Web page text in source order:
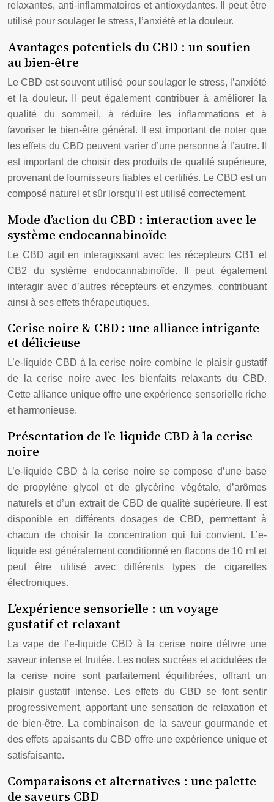
relaxantes, anti-inflammatoires et antioxydantes. Il peut être
utilisé pour soulager le stress, l’anxiété et la douleur.
Avantages potentiels du CBD : un soutien
au bien-être
Le CBD est souvent utilisé pour soulager le stress, l’anxiété
et la douleur. Il peut également contribuer à améliorer la
qualité du sommeil, à réduire les inflammations et à
favoriser le bien-être général. Il est important de noter que
les effets du CBD peuvent varier d’une personne à l’autre. Il
est important de choisir des produits de qualité supérieure,
provenant de fournisseurs fiables et certifiés. Le CBD est un
composé naturel et sûr lorsqu’il est utilisé correctement.
Mode d’action du CBD : interaction avec le
système endocannabinoïde
Le CBD agit en interagissant avec les récepteurs CB1 et
CB2 du système endocannabinoïde. Il peut également
interagir avec d’autres récepteurs et enzymes, contribuant
ainsi à ses effets thérapeutiques.
Cerise noire & CBD : une alliance intrigante
et délicieuse
L’e-liquide CBD à la cerise noire combine le plaisir gustatif
de la cerise noire avec les bienfaits relaxants du CBD.
Cette alliance unique offre une expérience sensorielle riche
et harmonieuse.
Présentation de l’e-liquide CBD à la cerise
noire
L’e-liquide CBD à la cerise noire se compose d’une base
de propylène glycol et de glycérine végétale, d’arômes
naturels et d’un extrait de CBD de qualité supérieure. Il est
disponible en différents dosages de CBD, permettant à
chacun de choisir la concentration qui lui convient. L’e-
liquide est généralement conditionné en flacons de 10 ml et
peut être utilisé avec différents types de cigarettes
électroniques.
L’expérience sensorielle : un voyage
gustatif et relaxant
La vape de l’e-liquide CBD à la cerise noire délivre une
saveur intense et fruitée. Les notes sucrées et acidulées de
la cerise noire sont parfaitement équilibrées, offrant un
plaisir gustatif intense. Les effets du CBD se font sentir
progressivement, apportant une sensation de relaxation et
de bien-être. La combinaison de la saveur gourmande et
des effets apaisants du CBD offre une expérience unique et
satisfaisante.
Comparaisons et alternatives : une palette
de saveurs CBD